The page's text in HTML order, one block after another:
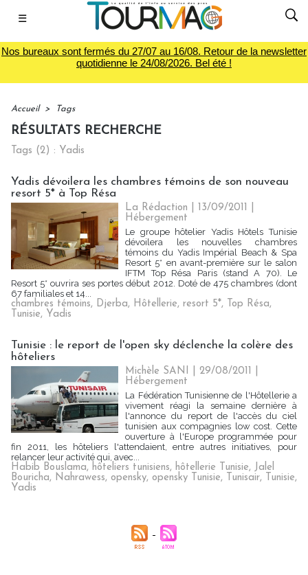
☰
Nos bureaux sont fermés du 27/07 au 16/08. Retour de la newsletter
quotidienne le 24/08/2026. Bel été !
Accueil > Tags
RÉSULTATS RECHERCHE
Tags (2) : Yadis
Yadis dévoilera les chambres témoins de son nouveau
resort 5* à Top Résa
La Rédaction | 13/09/2011
Hébergement
Le groupe hôtelier Yadis Hôtels Tunisie
dévoilera les nouvelles chambres
témoins du Yadis Impérial Beach & Spa
Resort 5* en avant-première sur le salon
IFTM Top Résa Paris (stand A 70). Le
Resort 5* ouvrira ses portes début 2012. Doté de 475 chambres (dont
67 familiales et 14...
chambres témoins, Djerba, Hôtellerie, resort 5*, Top Résa,
Tunisie, Yadis
Tunisie : le report de l'open sky déclenche la colère des
hôteliers
Michèle SANI | 29/08/2011
Hébergement
La Fédération Tunisienne de l'Hôtellerie a
vivement réagi la semaine dernière à
l'annonce du report de l'accès du ciel
tunisien aux compagnies low cost. Cette
ouverture à l'Europe programmée pour
fin 2011, les hôteliers l'attendaient, entre autres initiatives, pour
relancer leur activité qui, avec...
Habib Bouslama, hôteliers tunisiens, hôtellerie Tunisie, Jalel
Bouricha, Nahrawess, opensky, opensky Tunisie, Tunisair, Tunisie,
Yadis